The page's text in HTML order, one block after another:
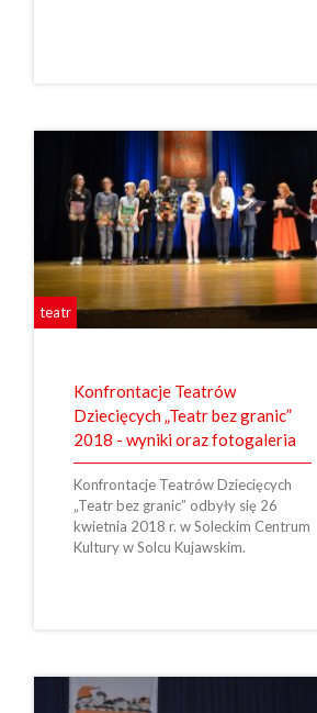
teatr
Konfrontacje Teatrów
Dziecięcych „Teatr bez granic”
2018 - wyniki oraz fotogaleria
Konfrontacje Teatrów Dziecięcych
„Teatr bez granic” odbyły się 26
kwietnia 2018 r. w Soleckim Centrum
Kultury w Solcu Kujawskim.